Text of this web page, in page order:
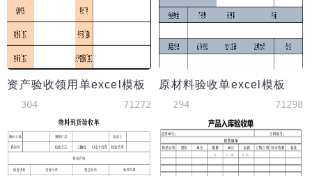
资产验收领用单excel模板
304 71272
原材料验收单excel模板
294 71298